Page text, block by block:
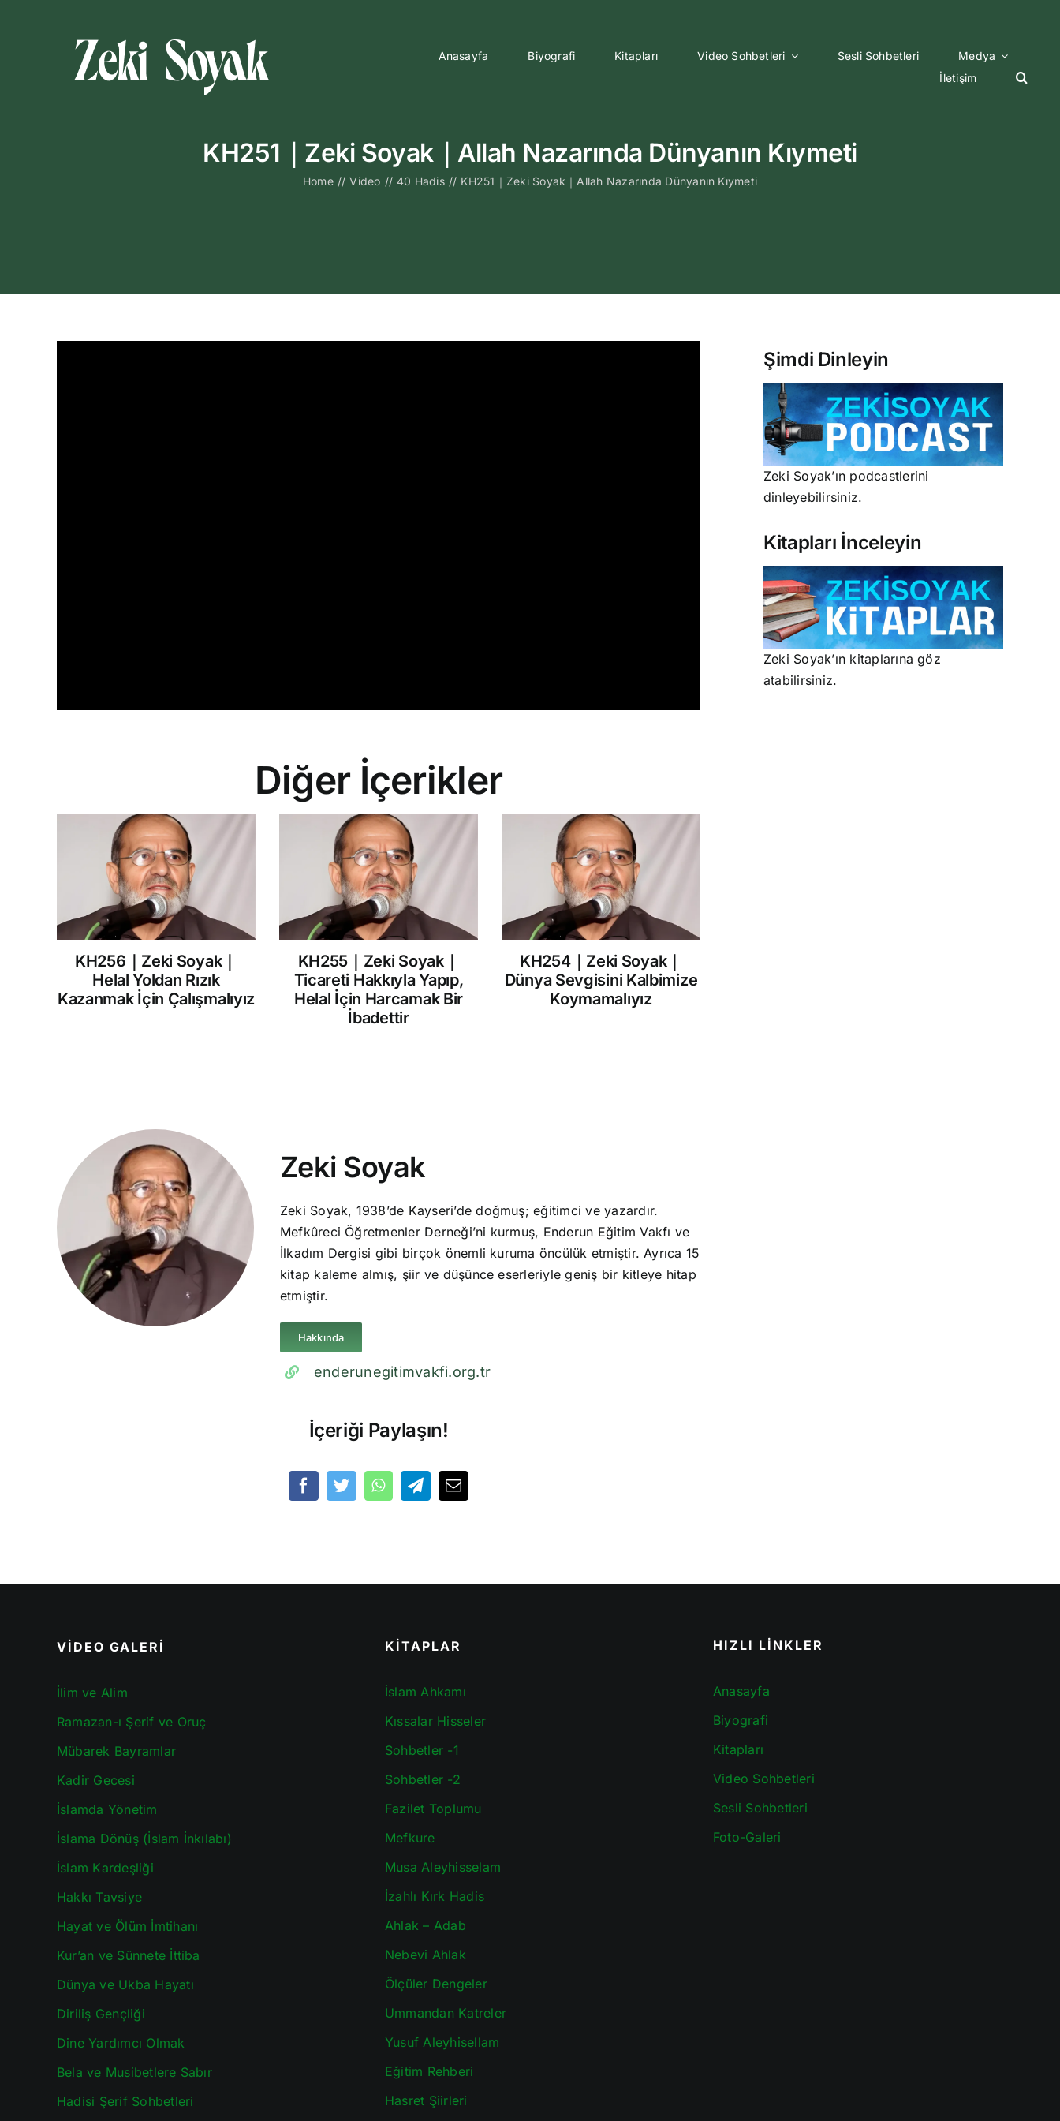
Anasayfa Biyografi Kitapları Video Sohbetleri Sesli Sohbetleri
Medya
İletişim
KH251｜Zeki Soyak｜Allah Nazarında Dünyanın Kıymeti
Home // Video // 40 Hadis // KH251｜Zeki Soyak｜Allah Nazarında Dünyanın Kıymeti
Diğer İçerikler
KH256｜Zeki Soyak｜
Helal Yoldan Rızık
Kazanmak İçin Çalışmalıyız
KH255｜Zeki Soyak｜
Ticareti Hakkıyla Yapıp,
Helal İçin Harcamak Bir
İbadettir
KH254｜Zeki Soyak｜
Dünya Sevgisini Kalbimize
Koymamalıyız
Zeki Soyak
Zeki Soyak, 1938’de Kayseri’de doğmuş; eğitimci ve yazardır.
Mefkûreci Öğretmenler Derneği’ni kurmuş, Enderun Eğitim Vakfı ve
İlkadım Dergisi gibi birçok önemli kuruma öncülük etmiştir. Ayrıca 15
kitap kaleme almış, şiir ve düşünce eserleriyle geniş bir kitleye hitap
etmiştir.
Hakkında
enderunegitimvakfi.org.tr
İçeriği Paylaşın!
Şimdi Dinleyin
Zeki Soyak’ın podcastlerini
dinleyebilirsiniz.
Kitapları İnceleyin
Zeki Soyak’ın kitaplarına göz
atabilirsiniz.
VİDEO GALERİ
İlim ve Alim
Ramazan-ı Şerif ve Oruç
Mübarek Bayramlar
Kadir Gecesi
İslamda Yönetim
İslama Dönüş (İslam İnkılabı)
İslam Kardeşliği
Hakkı Tavsiye
Hayat ve Ölüm İmtihanı
Kur’an ve Sünnete İttiba
Dünya ve Ukba Hayatı
Diriliş Gençliği
Dine Yardımcı Olmak
Bela ve Musibetlere Sabır
Hadisi Şerif Sohbetleri
KİTAPLAR
İslam Ahkamı
Kıssalar Hisseler
Sohbetler -1
Sohbetler -2
Fazilet Toplumu
Mefkure
Musa Aleyhisselam
İzahlı Kırk Hadis
Ahlak – Adab
Nebevi Ahlak
Ölçüler Dengeler
Ummandan Katreler
Yusuf Aleyhisellam
Eğitim Rehberi
Hasret Şiirleri
HIZLI LİNKLER
Anasayfa
Biyografi
Kitapları
Video Sohbetleri
Sesli Sohbetleri
Foto-Galeri